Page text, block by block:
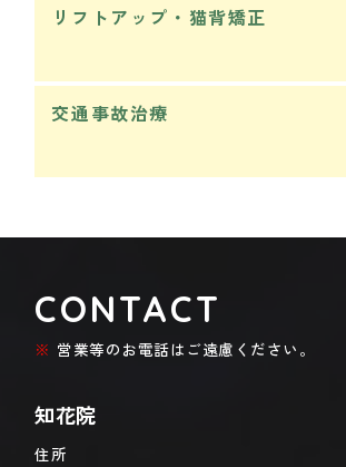
リフトアップ・猫背矯正
交通事故治療
CONTACT
営業等のお電話はご遠慮ください。
知花院
住所